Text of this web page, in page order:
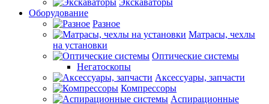
Экскаваторы
Оборудование
Разное
Матрасы, чехлы
на установки
Оптические системы
Негатоскопы
Аксессуары, запчасти
Компрессоры
Аспирационные